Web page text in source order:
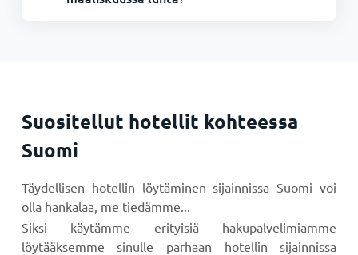
Suositellut hotellit kohteessa
Suomi
Täydellisen hotellin löytäminen sijainnissa Suomi voi
olla hankalaa, me tiedämme...
Siksi käytämme erityisiä hakupalvelimiamme
löytääksemme sinulle parhaan hotellin sijainnissa